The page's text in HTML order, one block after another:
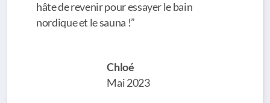
hâte de revenir pour essayer le bain
nordique et le sauna !”
Chloé
Mai 2023